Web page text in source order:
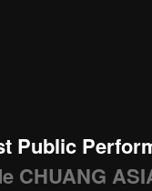
Public
CHUANG